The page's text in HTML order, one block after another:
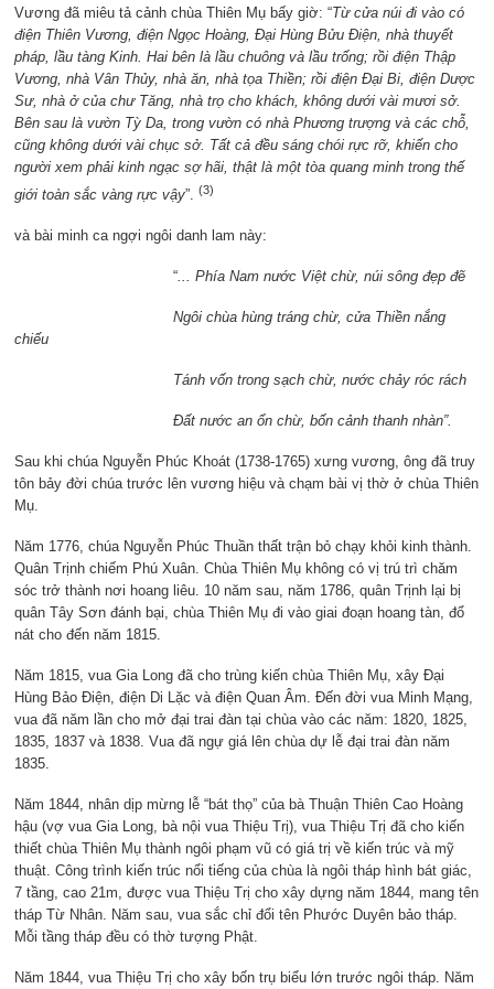
Vương đã miêu tả cảnh chùa Thiên Mụ bấy giờ: “Từ cửa núi đi vào có
điện Thiên Vương, điện Ngọc Hoàng, Đại Hùng Bửu Điện, nhà thuyết
pháp, lầu tàng Kinh. Hai bên là lầu chuông và lầu trống; rồi điện Thập
Vương, nhà Vân Thủy, nhà ăn, nhà tọa Thiền; rồi điện Đại Bi, điện Dược
Sư, nhà ở của chư Tăng, nhà trọ cho khách, không dưới vài mươi sở.
Bên sau là vườn Tỳ Da, trong vườn có nhà Phương trượng và các chỗ,
cũng không dưới vài chục sở. Tất cả đều sáng chói rực rỡ, khiến cho
người xem phải kinh ngạc sợ hãi, thật là một tòa quang minh trong thế
giới toàn sắc vàng rực vậy”. (3)
và bài minh ca ngợi ngôi danh lam này:
“... Phía Nam nước Việt chừ, núi sông đẹp đẽ
Ngôi chùa hùng tráng chừ, cửa Thiền nắng
chiếu
Tánh vốn trong sạch chừ, nước chảy róc rách
Đất nước an ổn chừ, bốn cảnh thanh nhàn”.
Sau khi chúa Nguyễn Phúc Khoát (1738-1765) xưng vương, ông đã truy
tôn bảy đời chúa trước lên vương hiệu và chạm bài vị thờ ở chùa Thiên
Mụ.
Năm 1776, chúa Nguyễn Phúc Thuần thất trận bỏ chạy khỏi kinh thành.
Quân Trịnh chiếm Phú Xuân. Chùa Thiên Mụ không có vị trú trì chăm
sóc trở thành nơi hoang liêu. 10 năm sau, năm 1786, quân Trịnh lại bị
quân Tây Sơn đánh bại, chùa Thiên Mụ đi vào giai đoạn hoang tàn, đổ
nát cho đến năm 1815.
Năm 1815, vua Gia Long đã cho trùng kiến chùa Thiên Mụ, xây Đại
Hùng Bảo Điện, điện Di Lặc và điện Quan Âm. Đến đời vua Minh Mạng,
vua đã năm lần cho mở đại trai đàn tại chùa vào các năm: 1820, 1825,
1835, 1837 và 1838. Vua đã ngự giá lên chùa dự lễ đại trai đàn năm
1835.
Năm 1844, nhân dịp mừng lễ “bát thọ” của bà Thuận Thiên Cao Hoàng
hậu (vợ vua Gia Long, bà nội vua Thiệu Trị), vua Thiệu Trị đã cho kiến
thiết chùa Thiên Mụ thành ngôi phạm vũ có giá trị về kiến trúc và mỹ
thuật. Công trình kiến trúc nổi tiếng của chùa là ngôi tháp hình bát giác,
7 tầng, cao 21m, được vua Thiệu Trị cho xây dựng năm 1844, mang tên
tháp Từ Nhân. Năm sau, vua sắc chỉ đổi tên Phước Duyên bảo tháp.
Mỗi tầng tháp đều có thờ tượng Phật.
Năm 1844, vua Thiệu Trị cho xây bốn trụ biểu lớn trước ngôi tháp. Năm